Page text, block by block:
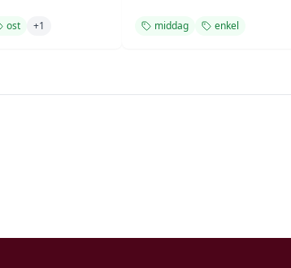
ost +1 middag enkel